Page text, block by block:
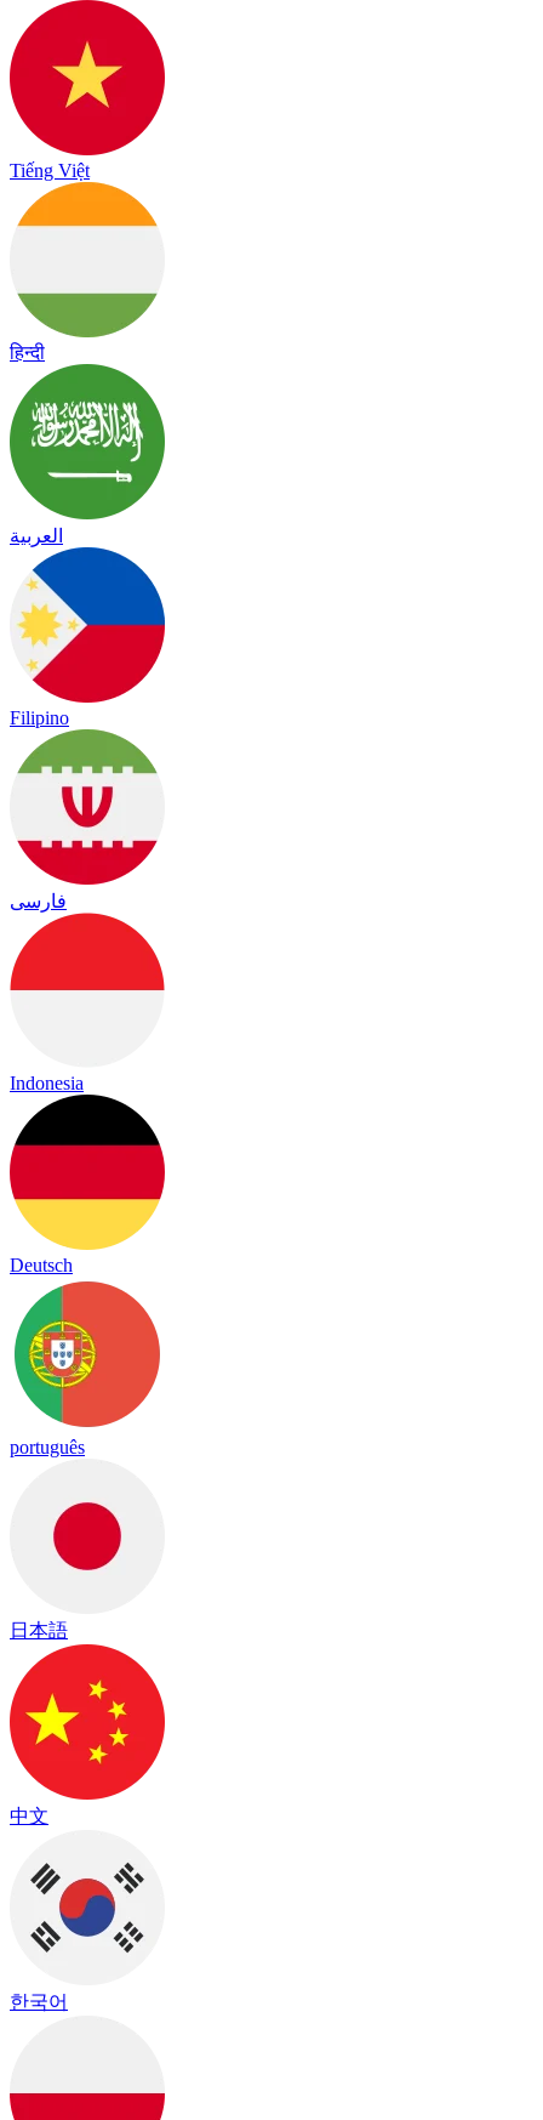
Tiếng Việt
हिन्दी
العربية
Filipino
فارسی
Indonesia
Deutsch
português
日本語
中文
한국어